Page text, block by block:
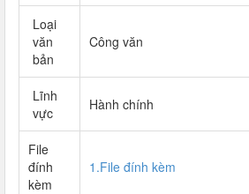
Loại
văn
bản
Công văn
Lĩnh
vực
Hành chính
File
đính
kèm
1.File đính kèm